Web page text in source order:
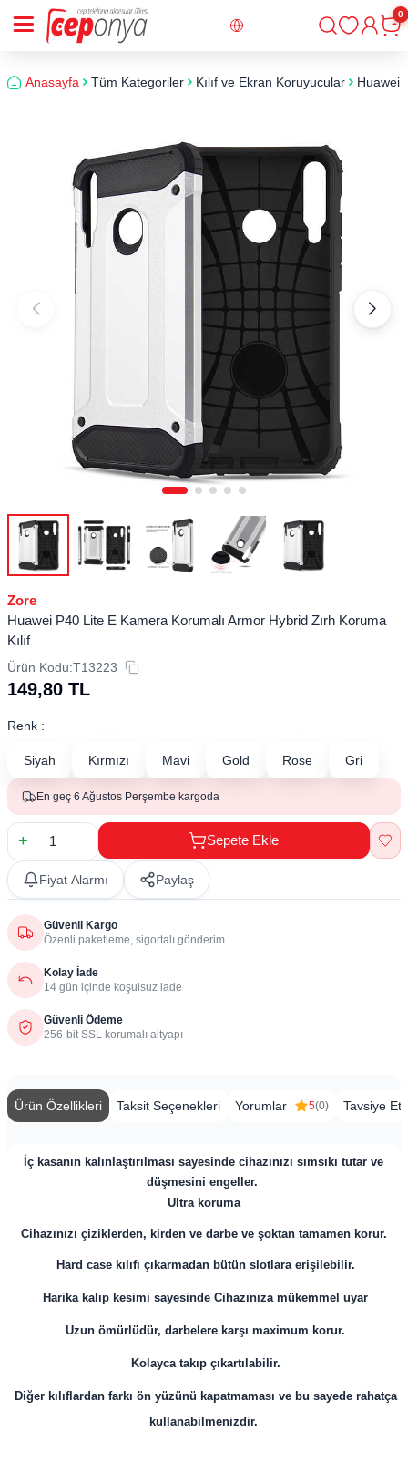
Giriş
0
Anasayfa Tüm Kategoriler Kılıf ve Ekran Koruyucular Huawei
Zore
Huawei P40 Lite E Kamera Korumalı Armor Hybrid Zırh Koruma
Kılıf
Ürün Kodu:T13223
149,80 TL
Renk :
Siyah Kırmızı Mavi Gold Rose Gri
En geç 6 Ağustos Perşembe kargoda
Sepete Ekle
Fiyat Alarmı Paylaş
Güvenli Kargo
Özenli paketleme, sigortalı gönderim
Kolay İade
14 gün içinde koşulsuz iade
Güvenli Ödeme
256-bit SSL korumalı altyapı
Ürün Özellikleri Taksit Seçenekleri Yorumlar 5(0) Tavsiye Et
İç kasanın kalınlaştırılması sayesinde cihazınızı sımsıkı tutar ve
düşmesini engeller.
Ultra koruma
Cihazınızı çiziklerden, kirden ve darbe ve şoktan tamamen korur.
Hard case kılıfı çıkarmadan bütün slotlara erişilebilir.
Harika kalıp kesimi sayesinde Cihazınıza mükemmel uyar
Uzun ömürlüdür, darbelere karşı maximum korur.
Kolayca takıp çıkartılabilir.
Diğer kılıflardan farkı ön yüzünü kapatmaması ve bu sayede rahatça
kullanabilmenizdir.